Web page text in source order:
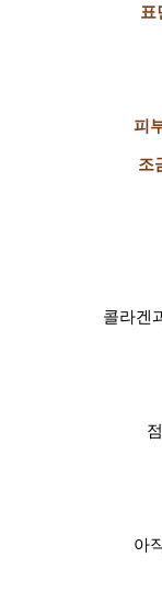
표
피
조
콜라겐
아